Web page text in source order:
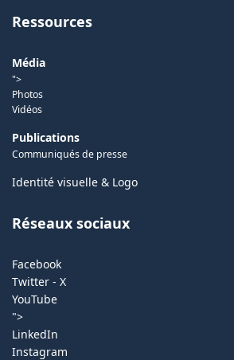
Ressources
Média
">
Photos
Vidéos
Publications
Communiqués de presse
Identité visuelle & Logo
Réseaux sociaux
Facebook
Twitter - X
YouTube
">
LinkedIn
Instagram